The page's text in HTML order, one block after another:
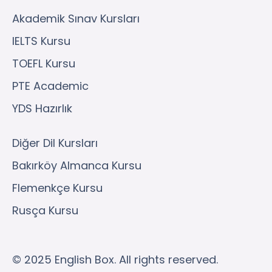
Akademik Sınav Kursları
IELTS Kursu
TOEFL Kursu
PTE Academic
YDS Hazırlık
Diğer Dil Kursları
Bakırköy Almanca Kursu
Flemenkçe Kursu
Rusça Kursu
© 2025 English Box. All rights reserved.